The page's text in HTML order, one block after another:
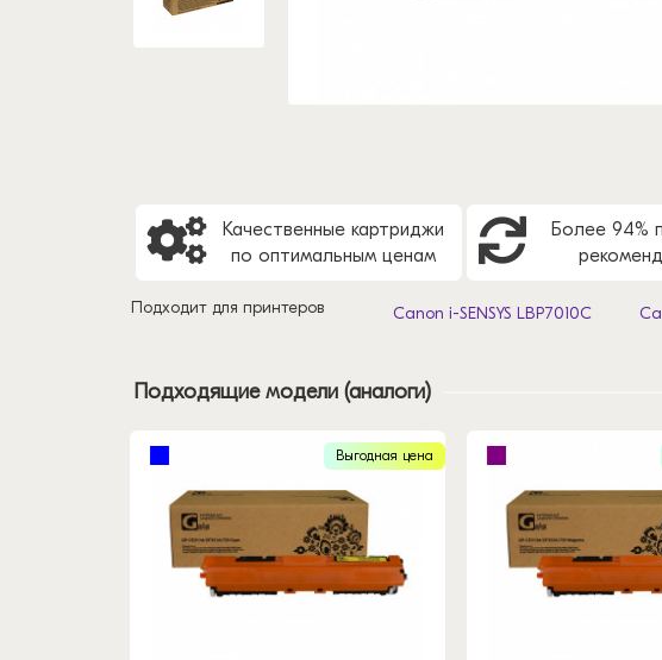
Качественные картриджи
по оптимальным ценам
Более 94%
Подходит для принтеров Canon i-SENSYS LBP7010C
Подходящие модели (аналоги)
Выгодная цена